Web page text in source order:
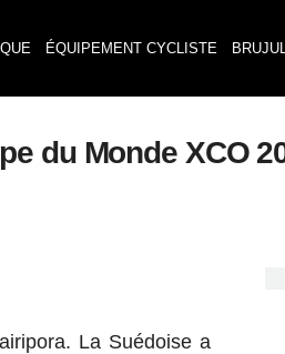
ÉQUIPEMENT CYCLISTE
du Monde XCO
La Suédoise a